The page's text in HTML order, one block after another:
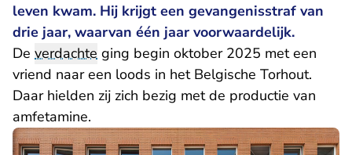
leven kwam. Hij krijgt een gevangenisstraf van
drie jaar, waarvan één jaar voorwaardelijk.
De verdachte ging begin oktober 2025 met een
vriend naar een loods in het Belgische Torhout.
Daar hielden zij zich bezig met de productie van
amfetamine.